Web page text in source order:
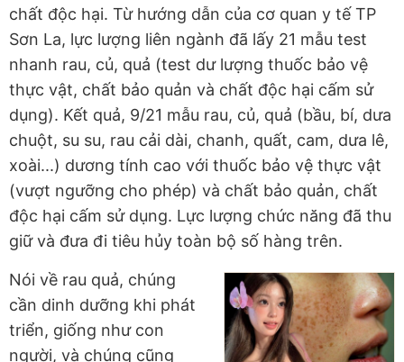
chất độc hại. Từ hướng dẫn của cơ quan y tế TP
Sơn La, lực lượng liên ngành đã lấy 21 mẫu test
nhanh rau, củ, quả (test dư lượng thuốc bảo vệ
thực vật, chất bảo quản và chất độc hại cấm sử
dụng). Kết quả, 9/21 mẫu rau, củ, quả (bầu, bí, dưa
chuột, su su, rau cải dài, chanh, quất, cam, dưa lê,
xoài...) dương tính cao với thuốc bảo vệ thực vật
(vượt ngưỡng cho phép) và chất bảo quản, chất
độc hại cấm sử dụng. Lực lượng chức năng đã thu
giữ và đưa đi tiêu hủy toàn bộ số hàng trên.
Nói về rau quả, chúng
cần dinh dưỡng khi phát
triển, giống như con
người, và chúng cũng